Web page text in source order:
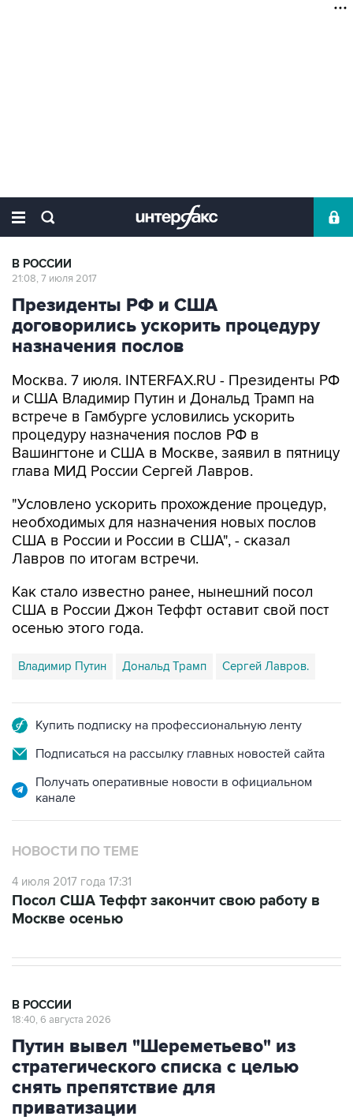
В РОССИИ
21:08, 7 июля 2017
Президенты РФ и США
договорились ускорить процедуру
назначения послов
Москва. 7 июля. INTERFAX.RU - Президенты РФ
и США Владимир Путин и Дональд Трамп на
встрече в Гамбурге условились ускорить
процедуру назначения послов РФ в
Вашингтоне и США в Москве, заявил в пятницу
глава МИД России Сергей Лавров.
"Условлено ускорить прохождение процедур,
необходимых для назначения новых послов
США в России и России в США", - сказал
Лавров по итогам встречи.
Как стало известно ранее, нынешний посол
США в России Джон Теффт оставит свой пост
осенью этого года.
Владимир Путин Дональд Трамп Сергей Лавров.
Купить подписку на профессиональную ленту
Подписаться на рассылку главных новостей сайта
Получать оперативные новости в официальном
канале
НОВОСТИ ПО ТЕМЕ
4 июля 2017 года 17:31
Посол США Теффт закончит свою работу в
Москве осенью
В РОССИИ
18:40, 6 августа 2026
Путин вывел "Шереметьево" из
стратегического списка с целью
снять препятствие для
приватизации